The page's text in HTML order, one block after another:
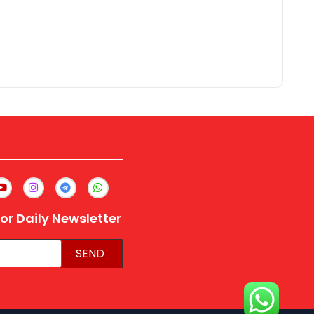
Daily Newsletter
SEND